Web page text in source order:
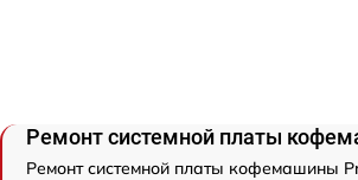
Ремонт системной платы
Ремонт системной платы кофемашины